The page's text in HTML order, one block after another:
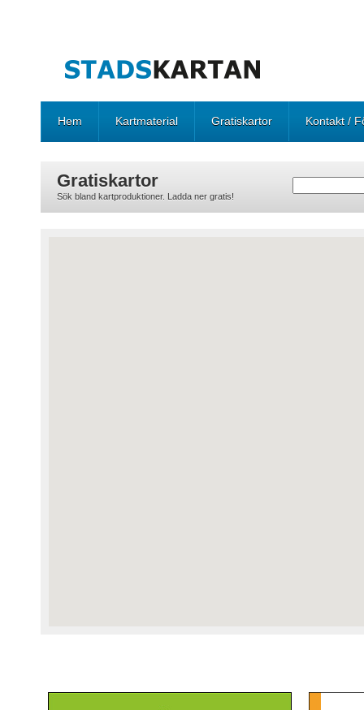
Hem Kartmaterial Gratiskartor Kontakt /
Gratiskartor
Sök bland kartproduktioner. Ladda ner gratis!